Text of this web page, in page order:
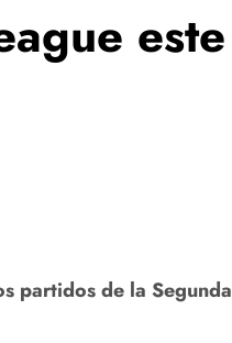
este
partidos de la Segunda